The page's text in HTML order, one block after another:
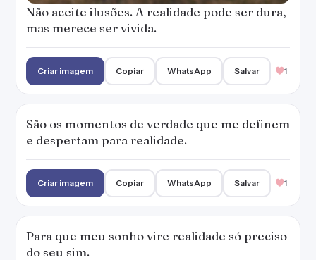
Não aceite ilusões. A realidade pode ser dura,
mas merece ser vivida.
Criar imagem Copiar WhatsApp Salvar 1
São os momentos de verdade que me definem
e despertam para realidade.
Criar imagem Copiar WhatsApp Salvar 1
Para que meu sonho vire realidade só preciso
do seu sim.